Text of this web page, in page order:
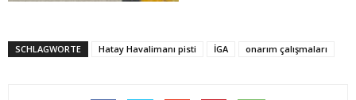
SCHLAGWORTE Hatay Havalimanı pisti İGA onarım çalışmaları